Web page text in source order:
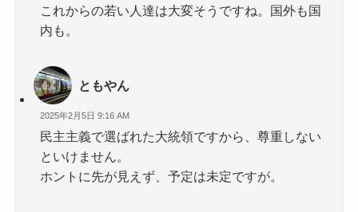
これからの若い人達は大変そうですね。国外も国
内も。
ともやん
2025年2月5日 9:16 AM
民主主義で選ばれた大統領ですから、尊重しない
といけません。
ホントに先が見えず、予定は未定ですが。